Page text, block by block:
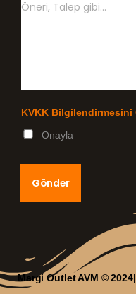
KVKK
Onayla
Gönder
Margi Outlet AVM © 2024|